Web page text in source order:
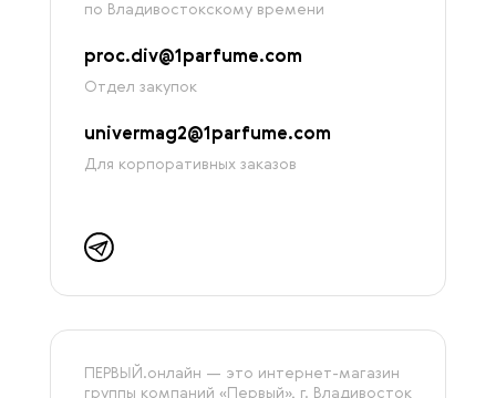
по Владивостокскому времени
proc.div@1parfume.com
Отдел закупок
univermag2@1parfume.com
Для корпоративных заказов
ПЕРВЫЙ.онлайн — это интернет-магазин
группы компаний «‎Первый», г. Владивосток